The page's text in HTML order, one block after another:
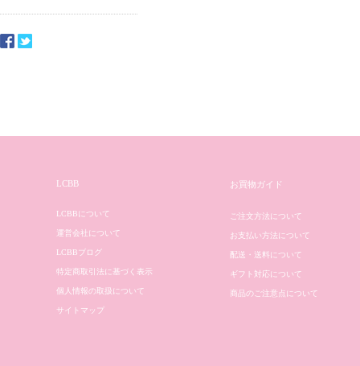
LCBB
LCBBについて
運営会社について
LCBBブログ
特定商取引法に基づく表示
個人情報の取扱について
サイトマップ
お買物ガイド
ご注文方法について
お支払い方法について
配送・送料について
ギフト対応について
商品のご注意点について